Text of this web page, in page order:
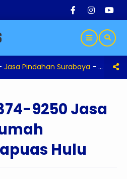
Jasa Pindahan Surabaya - Call
9250 Jasa
Hulu